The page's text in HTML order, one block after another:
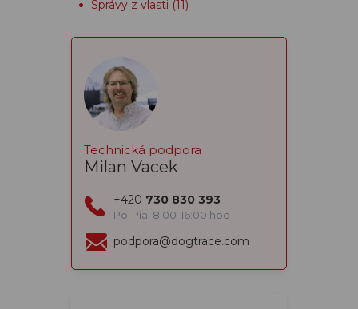
Správy z vlasti (11)
Technická podpora
Milan Vacek
+420 730 830 393
Po-Pia: 8:00-16:00 hod
podpora@dogtrace.com